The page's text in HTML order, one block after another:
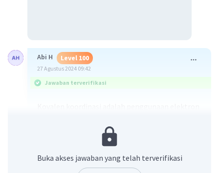
Abi H Level 100
27 Agustus 2024 09:42
Jawaban terverifikasi
dari gambarnya jawabanya adalah panah ke 3
Beri Rating Balas
Buka akses jawaban yang telah terverifikasi